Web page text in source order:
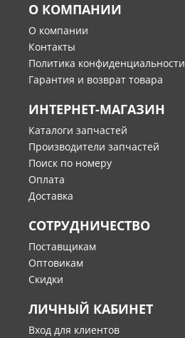
О КОМПАНИИ
О компании
Контакты
Политика конфиденциальности
Гарантия и возврат товара
ИНТЕРНЕТ-МАГАЗИН
Каталоги запчастей
Производители запчастей
Поиск по номеру
Оплата
Доставка
СОТРУДНИЧЕСТВО
Поставщикам
Оптовикам
Скидки
ЛИЧНЫЙ КАБИНЕТ
Вход для клиентов